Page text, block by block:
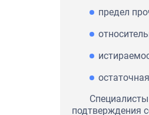
предел
подтверждения